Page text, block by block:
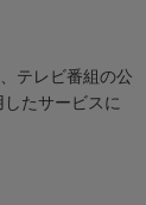
テレビ番組の公
したサービスに